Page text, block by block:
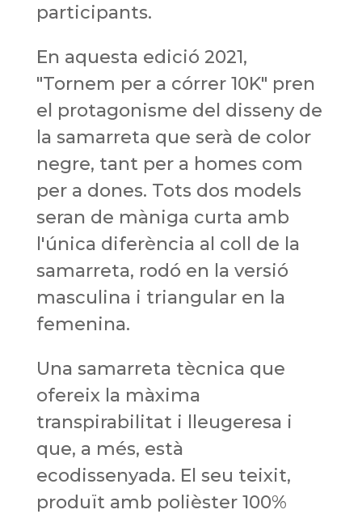
participants.
En aquesta edició 2021,
"Tornem per a córrer 10K" pren
el protagonisme del disseny de
la samarreta que serà de color
negre, tant per a homes com
per a dones. Tots dos models
seran de màniga curta amb
l'única diferència al coll de la
samarreta, rodó en la versió
masculina i triangular en la
femenina.
Una samarreta tècnica que
ofereix la màxima
transpirabilitat i lleugeresa i
que, a més, està
ecodissenyada. El seu teixit,
produït amb polièster 100%